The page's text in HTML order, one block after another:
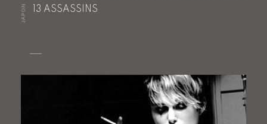
JAPON 13 ASSASSINS